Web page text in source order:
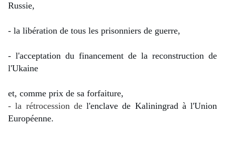
Russie,
- la libération de tous les prisonniers de guerre,
- l'acceptation du financement de la reconstruction de
l'Ukaine
et, comme prix de sa forfaiture,
- la rétrocession de l'enclave de Kaliningrad à l'Union
Européenne.